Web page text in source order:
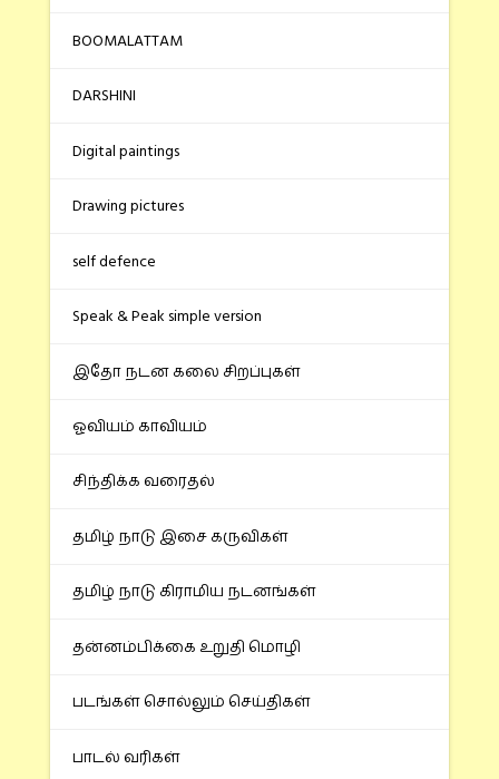
BOOMALATTAM
DARSHINI
Digital paintings
Drawing pictures
self defence
Speak & Peak simple version
இதோ நடன கலை சிறப்புகள்
ஓவியம் காவியம்
சிந்திக்க வரைதல்
தமிழ் நாடு இசை கருவிகள்
தமிழ் நாடு கிராமிய நடனங்கள்
தன்னம்பிக்கை உறுதி மொழி
படங்கள் சொல்லும் செய்திகள்
பாடல் வரிகள்